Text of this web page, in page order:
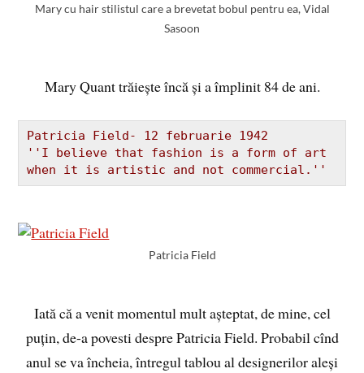
Mary cu hair stilistul care a brevetat bobul pentru ea, Vidal
Sasoon
Mary Quant trăiește încă și a împlinit 84 de ani.
Patricia Field- 12 februarie 1942
''I believe that fashion is a form of art
when it is artistic and not commercial.''
Patricia Field
Iată că a venit momentul mult așteptat, de mine, cel
puțin, de-a povesti despre Patricia Field. Probabil cînd
anul se va încheia, întregul tablou al designerilor aleși